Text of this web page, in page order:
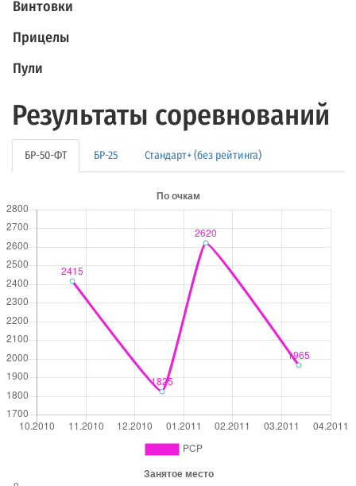
Винтовки
Прицелы
Пули
Результаты соревнований
БР-50-ФТ БР-25 Стандарт+ (без рейтинга)